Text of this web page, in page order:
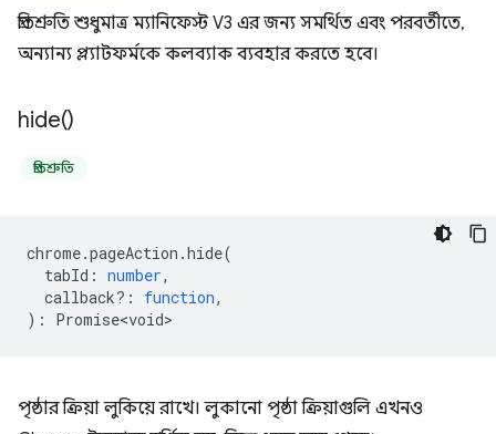
প্রতিশ্রুতি শুধুমাত্র ম্যানিফেস্ট V3 এর জন্য সমর্থিত এবং পরবর্তীতে,
অন্যান্য প্ল্যাটফর্মকে কলব্যাক ব্যবহার করতে হবে।
hide()
প্রতিশ্রুতি
chrome.pageAction .hide(
tabId : number,
callback? : function,
) : Promise<void>
পৃষ্ঠার ক্রিয়া লুকিয়ে রাখে। লুকানো পৃষ্ঠা ক্রিয়াগুলি এখনও